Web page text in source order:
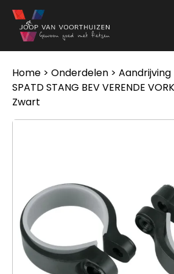
Ga naar de inhoud
Home > Onderdelen > Aandrijving
SPATD STANG BEV VERENDE
Zwart